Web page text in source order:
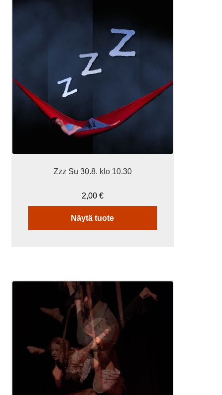
Zzz Su 30.8. klo 10.30
2,00 €
Näytä tuote